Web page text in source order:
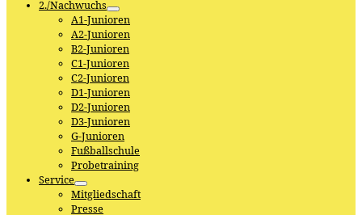
2./Nachwuchs
A1-Junioren
A2-Junioren
B2-Junioren
C1-Junioren
C2-Junioren
D1-Junioren
D2-Junioren
D3-Junioren
G-Junioren
Fußballschule
Probetraining
Service
Mitgliedschaft
Presse